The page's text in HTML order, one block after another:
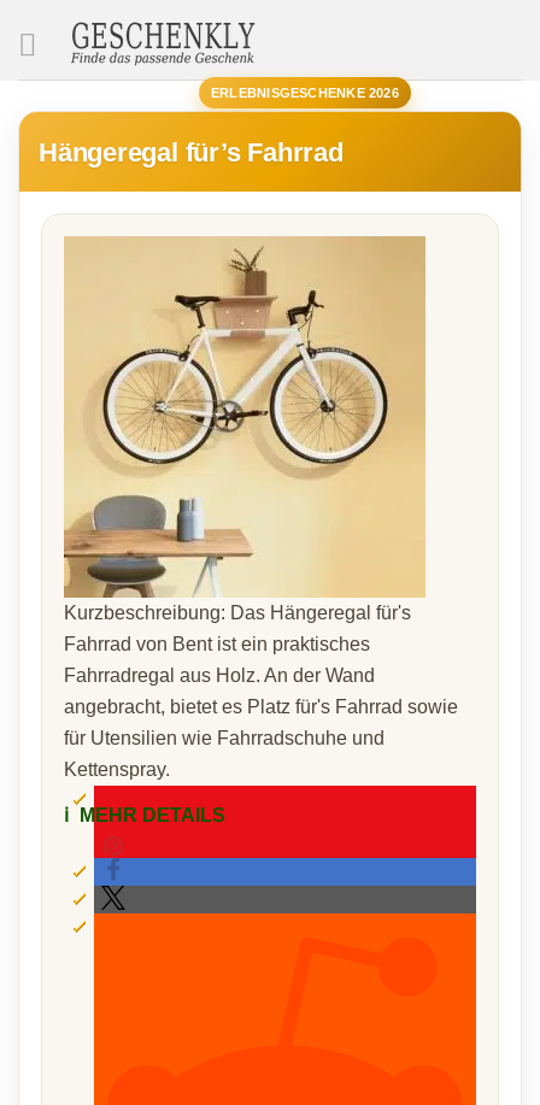
ERLEBNISGESCHENKE 2026
Hängeregal für’s Fahrrad
Kurzbeschreibung: Das Hängeregal für's
Fahrrad von Bent ist ein praktisches
Fahrradregal aus Holz. An der Wand
angebracht, bietet es Platz für's Fahrrad sowie
für Utensilien wie Fahrradschuhe und
Kettenspray.
ℹ️ MEHR DETAILS